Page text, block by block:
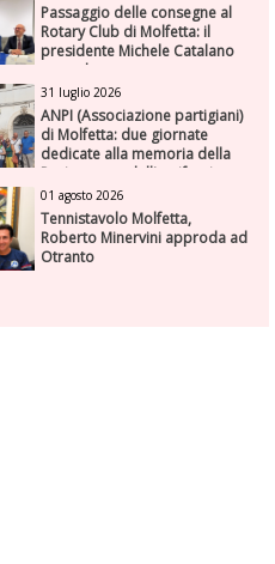
Passaggio delle consegne al
Rotary Club di Molfetta: il
presidente Michele Catalano
succede a se stesso
31 luglio 2026
ANPI (Associazione partigiani)
di Molfetta: due giornate
dedicate alla memoria della
Resistenza e dell'antifascismo
01 agosto 2026
Tennistavolo Molfetta,
Roberto Minervini approda ad
Otranto